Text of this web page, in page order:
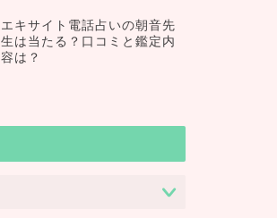
エキサイト電話占いの朝音先
生は当たる？口コミと鑑定内
容は？